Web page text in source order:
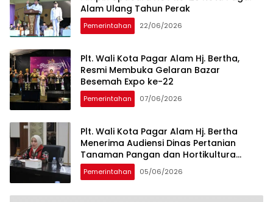
Alam Ulang Tahun Perak
Pemerintahan 22/06/2026
Plt. Wali Kota Pagar Alam Hj. Bertha,
Resmi Membuka Gelaran Bazar
Besemah Expo ke-22
Pemerintahan 07/06/2026
Plt. Wali Kota Pagar Alam Hj. Bertha
Menerima Audiensi Dinas Pertanian
Tanaman Pangan dan Hortikultura
Sumsel
Pemerintahan 05/06/2026